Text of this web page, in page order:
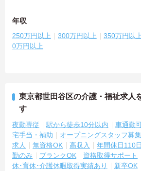
年収
250万円以上 300万円以上 350万円以上
0万円以上
東京都世田谷区の介護・福祉求人
す
夜勤専従 駅から徒歩10分以内 車通勤
宅手当・補助
オープニングスタッフ募集
求人
無資格OK 高収入 年間休日110
勤のみ
ブランクOK 資格取得サポート
休･育休･介護休暇取得実績あり
新卒OK